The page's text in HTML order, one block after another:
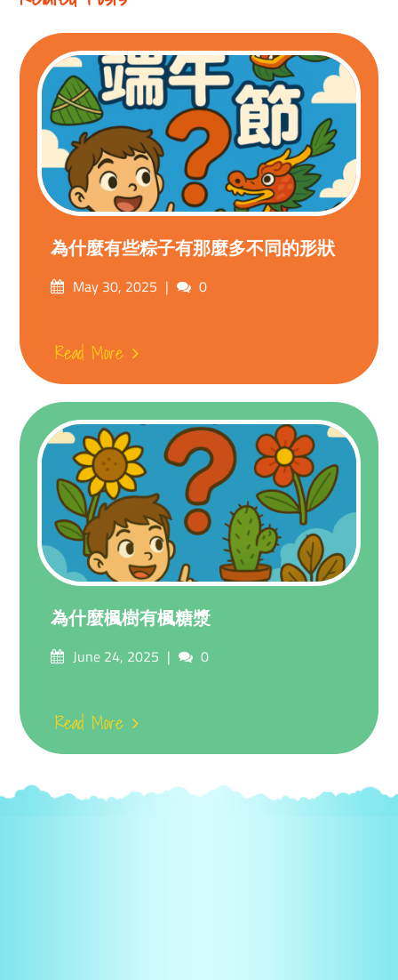
為什麼有些粽子有那麼多不同的形狀
PostedMay 30, 2025 Comments
0
Read More
為什麼楓樹有楓糖漿
PostedJune 24, 2025 Comments
0
Read More